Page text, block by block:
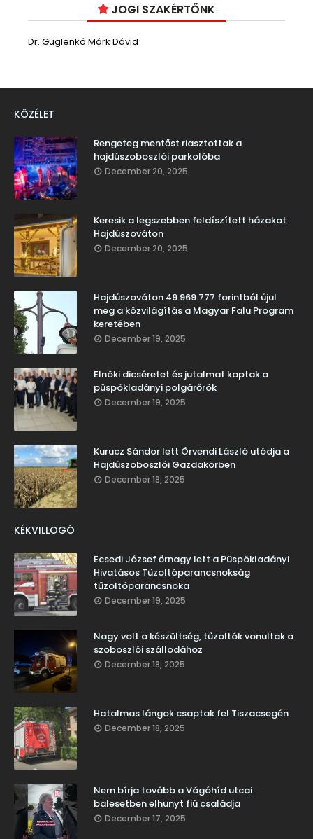
JOGI SZAKÉRTŐNK
Dr. Guglenkó Márk Dávid
KÖZÉLET
Rengeteg mentőst riasztottak a
hajdúszoboszlói parkolóba
December 20, 2025
Keresik a legszebben feldíszített házakat
Hajdúszováton
December 20, 2025
Hajdúszováton 49.969.777 forintból újul
meg a közvilágítás a Magyar Falu Program
keretében
December 19, 2025
Elnöki dicséretet és jutalmat kaptak a
püspökladányi polgárőrök
December 19, 2025
Kurucz Sándor lett Örvendi László utódja a
Hajdúszoboszlói Gazdakörben
December 18, 2025
KÉKVILLOGÓ
Ecsedi József őrnagy lett a Püspökladányi
Hivatásos Tűzoltóparancsnokság
tűzoltóparancsnoka
December 19, 2025
Nagy volt a készültség, tűzoltók vonultak a
szoboszlói szállodához
December 18, 2025
Hatalmas lángok csaptak fel Tiszacsegén
December 18, 2025
Nem bírja tovább a Vágóhíd utcai
balesetben elhunyt fiú családja
December 17, 2025